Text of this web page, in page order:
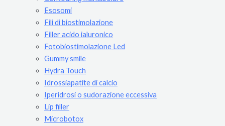
Esosomi
Fili di biostimolazione
Filler acido ialuronico
Fotobiostimolazione Led
Gummy smile
Hydra Touch
Idrossiapatite di calcio
Iperidrosi o sudorazione eccessiva
Lip filler
Microbotox